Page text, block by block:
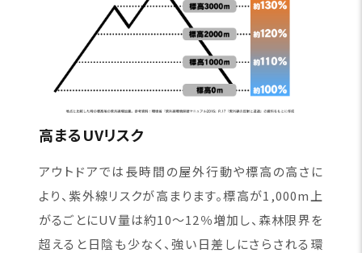
高まるUVリスク
アウトドアでは長時間の屋外行動や標高の高さに
より、紫外線リスクが高まります。標高が1,000m上
がるごとにUV量は約10〜12％増加し、森林限界を
超えると日陰も少なく、強い日差しにさらされる環